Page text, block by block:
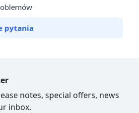
pytania
notes, special offers, news
inbox.